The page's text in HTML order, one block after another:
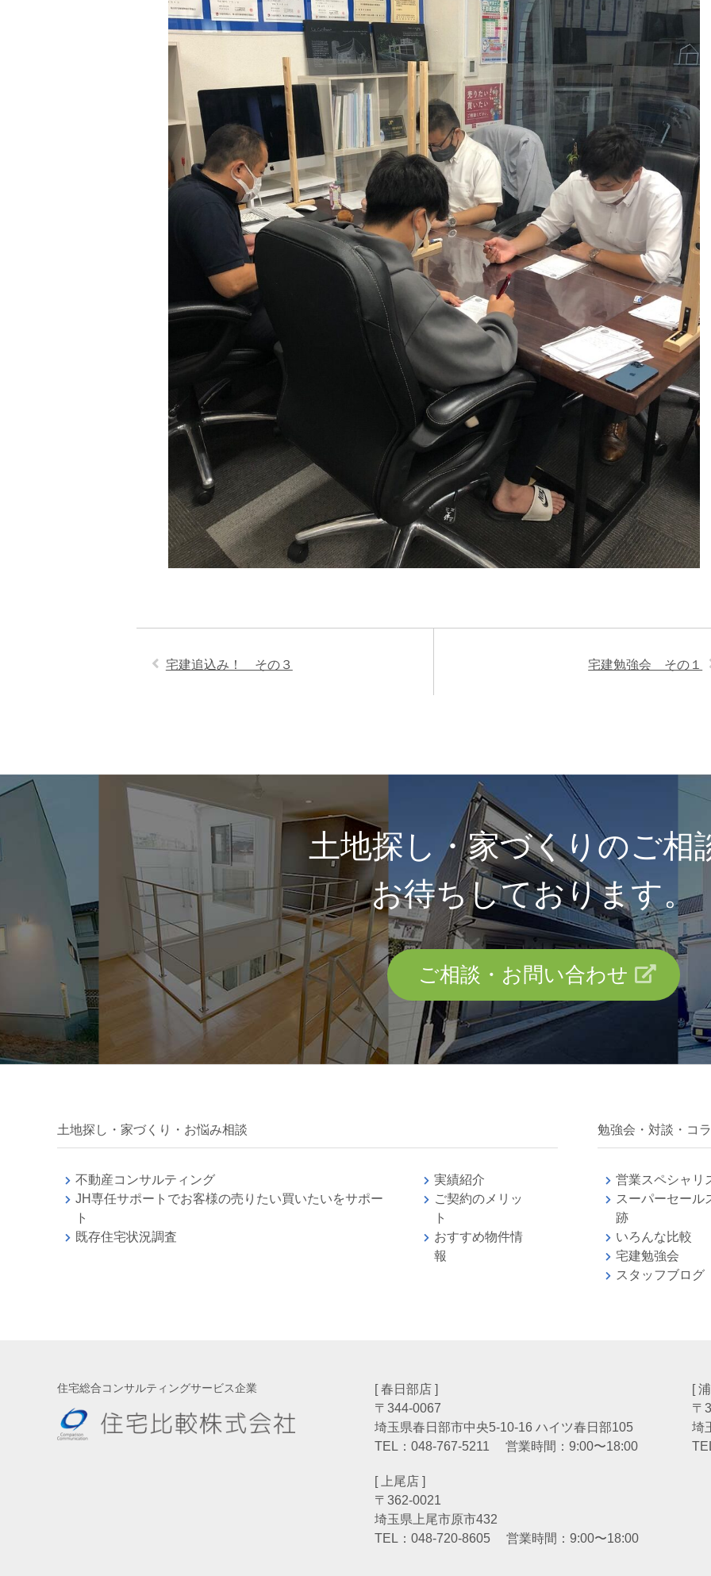
宅建追込み！ その３ 宅建勉強会 その１
土地探し・家づくりのご相
お待ちしております。
ご相談・お問い合わせ
土地探し・家づくり・お悩み相談
不動産コンサルティング
JH専任サポートでお客様の売りたい買いたいをサポー
ト
既存住宅状況調査
実績紹介
ご契約のメリッ
ト
おすすめ物件情
報
勉強会・対談・コ
営業スペシャリ
スーパーセール
跡
いろんな比較
宅建勉強
スタッフブログ
住宅総合コンサルティングサービス企業
[ 春日部店 ]
〒344-0067
埼玉県春日部市中央5-10-16 ハイツ春日部105
TEL： 048-767-5211 営業時間：9:00〜18:00
[
〒
埼
[ 上尾店 ]
〒362-0021
埼玉県上尾市原市432
TEL： 048-720-8605 営業時間：9:00〜18:00